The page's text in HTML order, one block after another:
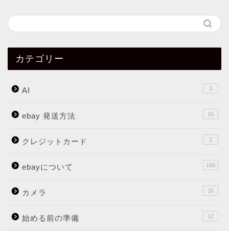
カテゴリー
AI 3
ebay 発送方法 16
クレジットカード 2
ebayについて 166
カメラ 16
始める前の準備 12